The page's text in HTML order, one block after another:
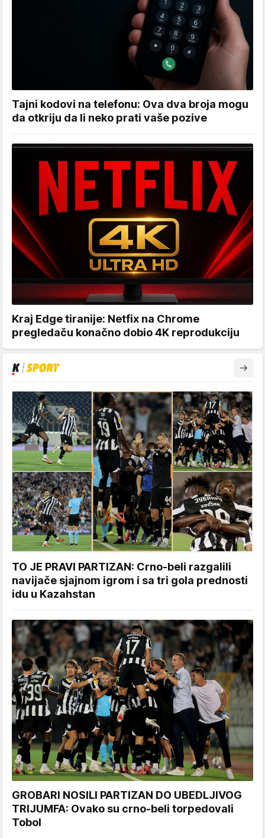
Tajni kodovi na telefonu: Ova dva broja mogu
da otkriju da li neko prati vaše pozive
Kraj Edge tiranije: Netfix na Chrome
pregledaču konačno dobio 4K reprodukciju
TO JE PRAVI PARTIZAN: Crno-beli razgalili
navijače sjajnom igrom i sa tri gola prednosti
idu u Kazahstan
GROBARI NOSILI PARTIZAN DO UBEDLJIVOG
TRIJUMFA: Ovako su crno-beli torpedovali
Tobol